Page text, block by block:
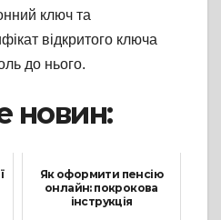
ключ та
відкритого ключа
до нього.
новин:
Як оформити пенсію
онлайн: покрокова
інструкція